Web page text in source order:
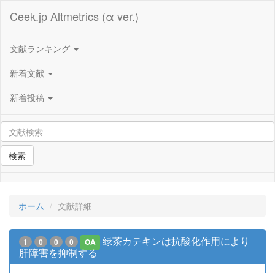
Ceek.jp Altmetrics (α ver.)
文献ランキング
新着文献
新着投稿
検索
ホーム 文献詳細
1 0 0 0 OA
緑茶カテキンは抗酸化作用により
肝障害を抑制する